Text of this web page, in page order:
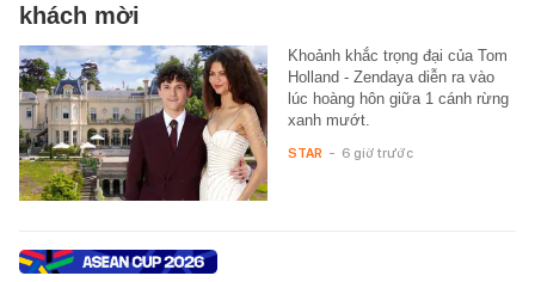
khách mời
Khoảnh khắc trọng đại của Tom
Holland - Zendaya diễn ra vào
lúc hoàng hôn giữa 1 cánh rừng
xanh mướt.
STAR - 6 giờ trước